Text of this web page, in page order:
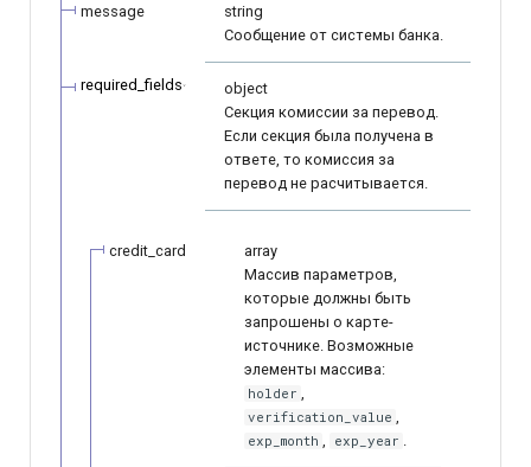
message
string
Сообщение от системы банка.
required_fields
object
Секция комиссии за перевод.
Если секция была получена в
ответе, то комиссия за
перевод не расчитывается.
credit_card
array
Массив параметров,
которые должны быть
запрошены о карте-
источнике. Возможные
элементы массива:
holder
verification_value
exp_month exp_year